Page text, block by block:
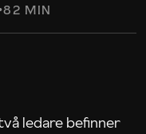
82 MIN
ledare befinner